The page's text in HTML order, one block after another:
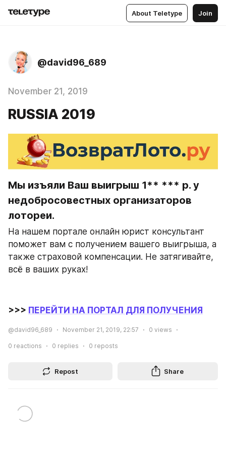
About Teletype Join
@david96_689
November 21, 2019
RUSSIA 2019
Мы изъяли Ваш выигрыш 1** *** р. у
недобросовестных организаторов
лотореи.
На нашем портале онлайн юрист консультант
поможет вам с получением вашего выигрыша, а
также страховой компенсации. Не затягивайте,
всё в ваших руках!
>>> ПЕРЕЙТИ НА ПОРТАЛ ДЛЯ ПОЛУЧЕНИЯ
@david96_689 November 21, 2019, 22:57 0 views
0 reactions 0 replies 0 reposts
Repost Share